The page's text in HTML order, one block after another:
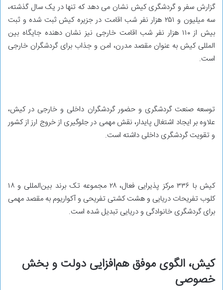
گزارش سفر و گردشگری کیش نشان می دهد که تنها در یک سال گذشته،
سه میلیون و ۲۵۱ هزار نفر شب اقامت در جزیره کیش ثبت شده و ثبت
بیش از ۱۱۰ هزار نفر شب اقامت خارجی نیز نشان دهنده جایگاه بین
المللی کیش به عنوان مقصد مدرن، امن و جذاب برای گردشگران خارجی
است.
توسعه صنعت گردشگری و حضور گردشگران داخلی و خارجی در کیش،
علاوه بر ایجاد اشتغال پایدار، نقش مهمی در جلوگیری از خروج ارز از کشور
و تقویت گردشگری داخلی داشته است.
کیش با ۳۳۶ مرکز پذیرایی فعال، ۲۸ مجموعه تک برند بین‌المللی و ۱۸
کلوب تفریحات دریایی و هشت کشتی تفریحی و آکواریوم به مقصد مهمی
برای گردشگری خانوادگی و دریایی تبدیل شده است.
کیش، الگوی موفق هم‌افزایی دولت و بخش
خصوصی